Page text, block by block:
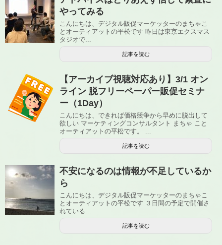
やってみる
こんにちは、デジタル販促マーケッターのまちゃこ
とオーティアットの平松です 昨日は東京エクスマス
タジオで...
記事を読む
【アーカイブ視聴対応あり】3/1 オン
ライン 脱フリーペーパー販促セミナ
ー（1Day）
こんにちは、できれば価格競争から早めに脱出して
欲しい マーケティングコンサルタント まちゃ こと
オーティアットの平松です。 ...
記事を読む
不安になるのは情報が不足しているか
ら
こんにちは、デジタル販促マーケッターのまちゃこ
とオーティアットの平松です ３日間の予定で開催さ
れている...
記事を読む